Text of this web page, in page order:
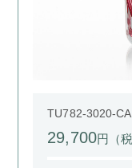
TU782-3020-
29,700円（税